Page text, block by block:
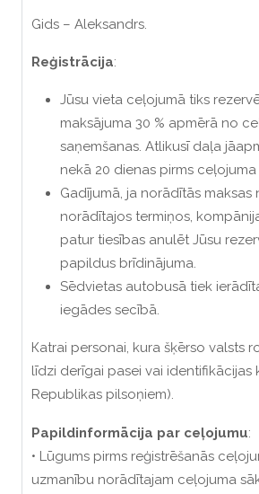
Gids – Aleksandrs.
Reģistrācija:
Jūsu vieta ceļojumā tiks
maksājuma 30 % apmērā no
saņemšanas. Atlikusī daļa
nekā 20 dienas pirms ceļojuma
Gadījumā, ja norādītās maksas
norādītajos termiņos,
patur tiesības anulēt Jūsu
papildus brīdinājuma.
Sēdvietas autobusā tiek
iegādes secībā.
Кatrai personai, kura šķērso valsts
līdzi derīgai pasei vai identifikācijas
Republikas pilsoņiem).
Papildinformācija par ceļojumu:
• Lūgums pirms reģistrēšanās
uzmanību norādītajam ceļojuma